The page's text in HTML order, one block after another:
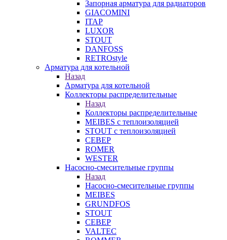
Запорная арматура для радиаторов
GIACOMINI
ITAP
LUXOR
STOUT
DANFOSS
RETROstyle
Арматура для котельной
Назад
Арматура для котельной
Коллекторы распределительные
Назад
Коллекторы распределительные
MEIBES с теплоизоляцией
STOUT с теплоизоляцией
СЕВЕР
ROMER
WESTER
Насосно-смесительные группы
Назад
Насосно-смесительные группы
MEIBES
GRUNDFOS
STOUT
СЕВЕР
VALTEC